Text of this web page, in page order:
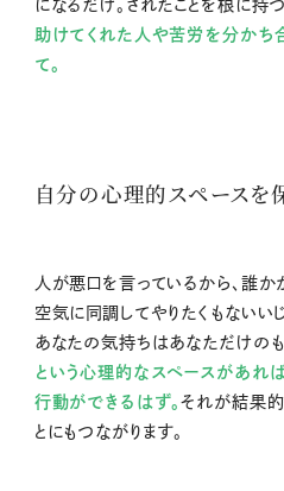
になるだけ。されたことを根に持
助けてくれた人や苦労を分かち
て。
自分の心理的スペースを
人が悪口を言っているから、誰か
空気に同調してやりたくもないい
あなたの気持ちはあなただけのも
という心理的なスペースがあれ
行動ができるはず。それが結果的
とにもつながります。